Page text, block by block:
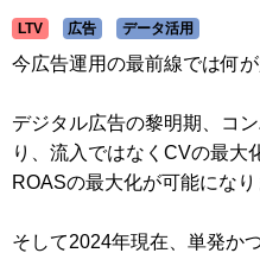
LTV 広告 データ活用
今広告運用の最前線では何
デジタル広告の黎明期、コ
り、流入ではなくCVの最大
ROASの最大化が可能にな
そして2024年現在、単発か